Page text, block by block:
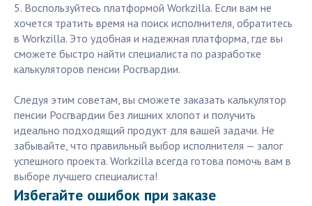
5. Воспользуйтесь платформой Workzilla. Если вам не
хочется тратить время на поиск исполнителя, обратитесь
в Workzilla. Это удобная и надежная платформа, где вы
сможете быстро найти специалиста по разработке
калькуляторов пенсии Росгвардии.
Следуя этим советам, вы сможете заказать калькулятор
пенсии Росгвардии без лишних хлопот и получить
идеально подходящий продукт для вашей задачи. Не
забывайте, что правильный выбор исполнителя — залог
успешного проекта. Workzilla всегда готова помочь вам в
выборе лучшего специалиста!
Избегайте ошибок при заказе